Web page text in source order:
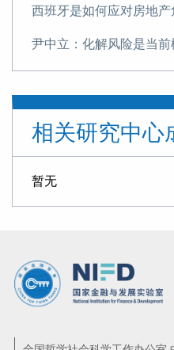
西班牙是如何应对房地产
尹中立：化解风险是当
尹中立：征收房地产税
货币政策如何支持住房租
尹中立专栏丨需关注股
相关研究中心
暂无